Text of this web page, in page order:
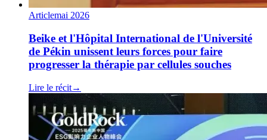
Articlemai 2026
Beike et l'Hôpital International de l'Université
de Pékin unissent leurs forces pour faire
progresser la thérapie par cellules souches
Lire le récit→